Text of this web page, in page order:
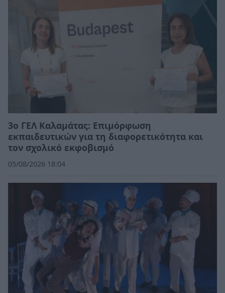
3ο ΓΕΛ Καλαμάτας: Επιμόρφωση
εκπαιδευτικών για τη διαφορετικότητα και
τον σχολικό εκφοβισμό
05/08/2026 18:04